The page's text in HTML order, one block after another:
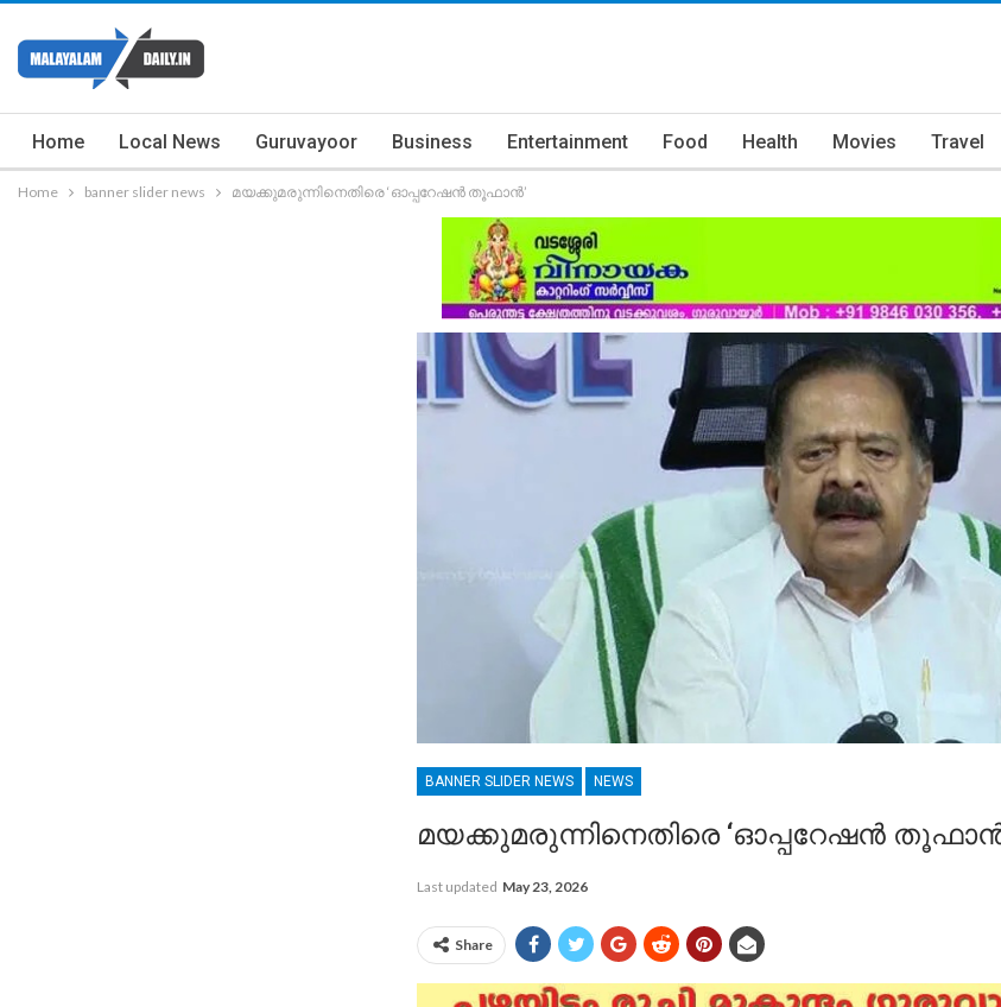
Home Local News Guruvayoor Business Entertainment Food Health Movies Travel
Home banner slider news മയക്കുമരുന്നിനെതിരെ ‘ഓപ്പറേഷൻ തൂഫാൻ’
BANNER SLIDER NEWS NEWS
മയക്കുമരുന്നിനെതിരെ ‘ഓപ്പറേഷൻ
Last updated May 23, 2026
Share